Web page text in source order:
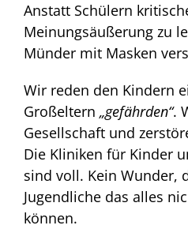
Anstatt Schülern
Meinungsäußerung zu
Münder mit Masken
Wir reden den Kindern
Großeltern „gefährden“.
Gesellschaft und
Die Kliniken für Kinder
sind voll. Kein Wunder,
Jugendliche das alles
können.